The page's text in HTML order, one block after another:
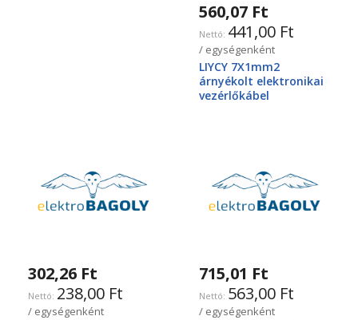
560,07 Ft
441,00 Ft
/ egységenként
LIYCY 7X1mm2
árnyékolt elektronikai
vezérlőkábel
302,26 Ft
238,00 Ft
/ egységenként
715,01 Ft
563,00 Ft
/ egységenként